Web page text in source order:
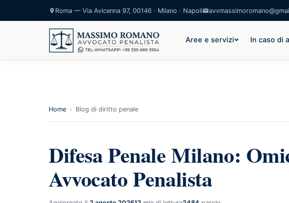
Roma — Via Avicenna 97, 00146 · Milano · Napoli
Aree e servizi In caso di
Home › Blog di diritto penale
Difesa Penale Milano:
Avvocato Penalista